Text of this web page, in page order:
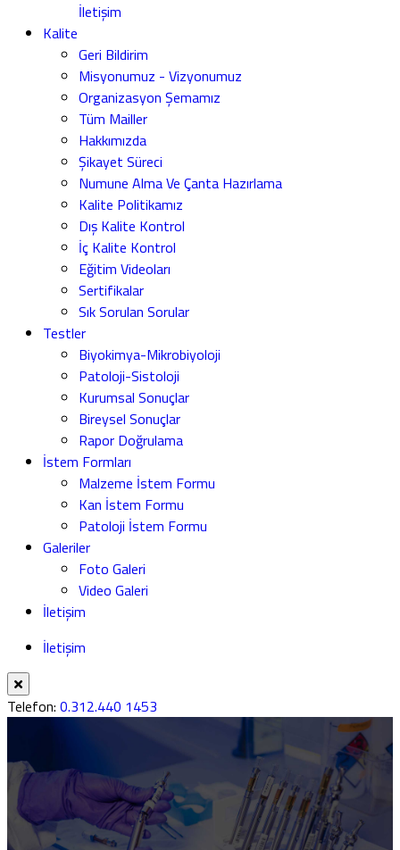
İletişim
Kalite
Geri Bildirim
Misyonumuz - Vizyonumuz
Organizasyon Şemamız
Tüm Mailler
Hakkımızda
Şikayet Süreci
Numune Alma Ve Çanta Hazırlama
Kalite Politikamız
Dış Kalite Kontrol
İç Kalite Kontrol
Eğitim Videoları
Sertifikalar
Sık Sorulan Sorular
Testler
Biyokimya-Mikrobiyoloji
Patoloji-Sistoloji
Kurumsal Sonuçlar
Bireysel Sonuçlar
Rapor Doğrulama
İstem Formları
Malzeme İstem Formu
Kan İstem Formu
Patoloji İstem Formu
Galeriler
Foto Galeri
Video Galeri
İletişim
İletişim
Telefon: 0.312.440 1453